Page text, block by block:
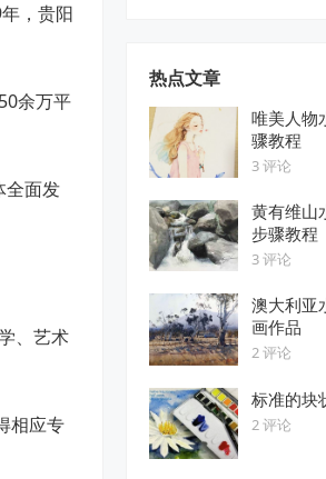
，贵阳
余万平
全面发
、艺术
相应专
热点文章
唯美人物
骤教程
3 评论
黄有维山
步骤教程
3 评论
澳大利亚
画作品
2 评论
标准的块
2 评论